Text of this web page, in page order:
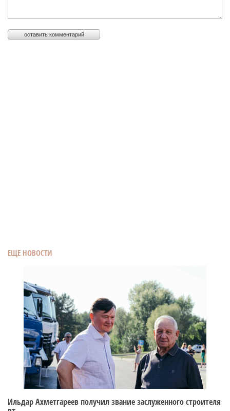
ЕЩЕ НОВОСТИ
Ильдар Ахметгареев получил звание заслуженного строителя